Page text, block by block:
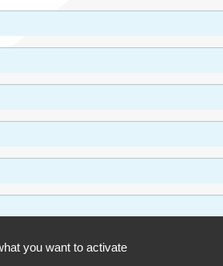
you want to activate